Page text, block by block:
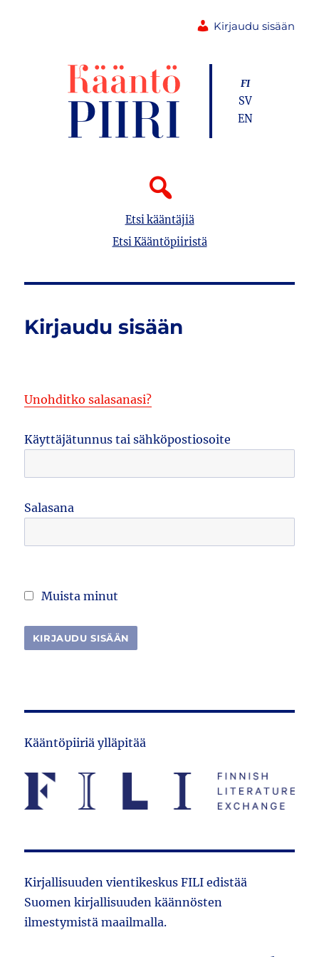
Kirjaudu sisään
Etsi kääntäjiä
Etsi Kääntöpiiristä
FI
SV
EN
Kirjaudu sisään
Unohditko salasanasi?
Käyttäjätunnus tai sähköpostiosoite
Salasana
Muista minut
Kääntöpiiriä ylläpitää
Kirjallisuuden vientikeskus FILI edistää
Suomen kirjallisuuden käännösten
ilmestymistä maailmalla.